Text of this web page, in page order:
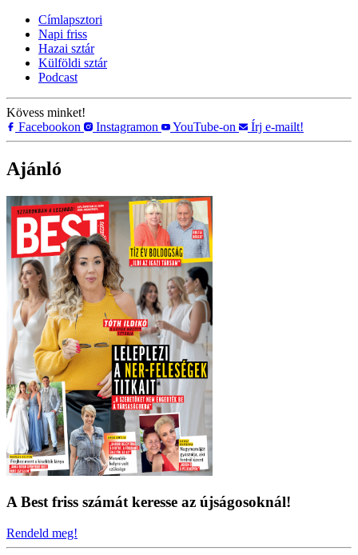
Címlapsztori
Napi friss
Hazai sztár
Külföldi sztár
Podcast
Kövess minket!
Facebookon
Instagramon YouTube-on Írj e-mailt!
Ajánló
A Best friss számát keresse az újságosoknál!
Rendeld meg!